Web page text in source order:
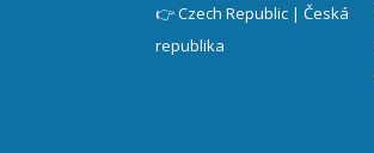
👉Czech Republic | Česká
republika